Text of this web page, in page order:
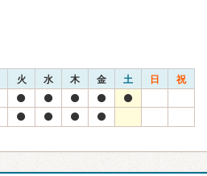
火 水 木 金 土 日 祝